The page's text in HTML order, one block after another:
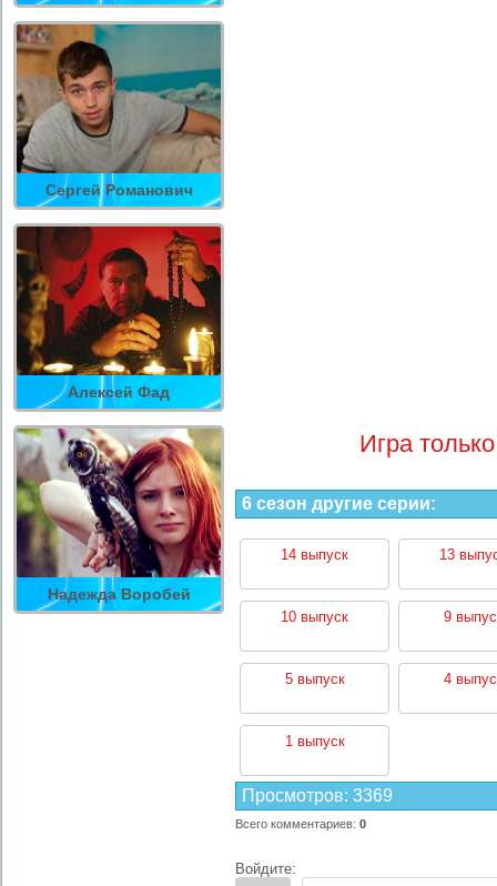
Сергей Романович
Алексей Фад
Надежда Воробей
Игра
6 сезон другие серии:
14 выпуск 13
10 выпуск 9
5 выпуск 4
1 выпуск
Просмотров: 3369
Всего комментариев: 0
Войдите: